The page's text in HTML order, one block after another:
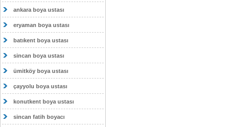
ankara boya ustası
eryaman boya ustası
batıkent boya ustası
sincan boya ustası
ümitköy boya ustası
çayyolu boya ustası
konutkent boya ustası
sincan fatih boyacı